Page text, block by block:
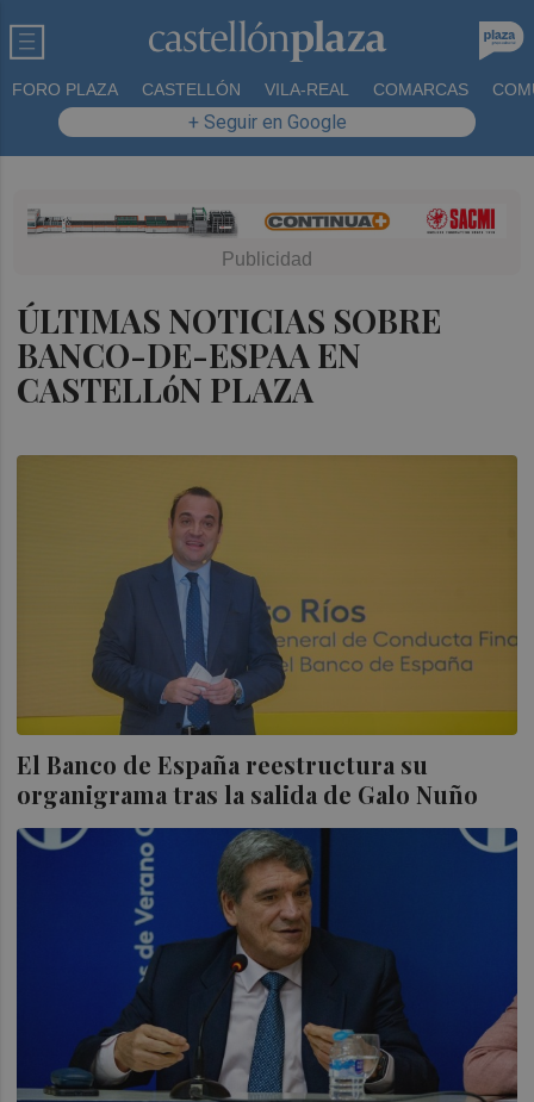
FORO PLAZA CASTELLÓN VILA-REAL COMARCAS
+ Seguir en Google
ÚLTIMAS NOTICIAS SOBRE
BANCO-DE-ESPAA EN
CASTELLóN PLAZA
El Banco de España reestructura su
organigrama tras la salida de Galo Nuño